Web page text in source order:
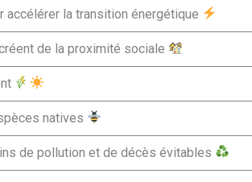
la transition énergétique
de la proximité sociale
natives
de pollution et de décès évitables